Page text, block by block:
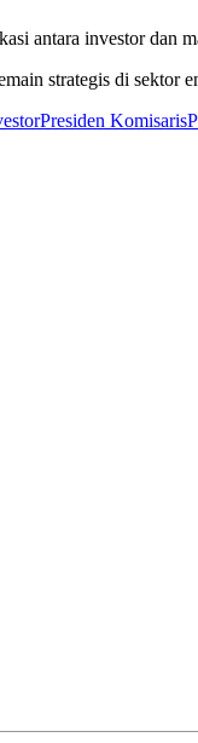
antara investor dan
strategis di sektor
Presiden Komisaris